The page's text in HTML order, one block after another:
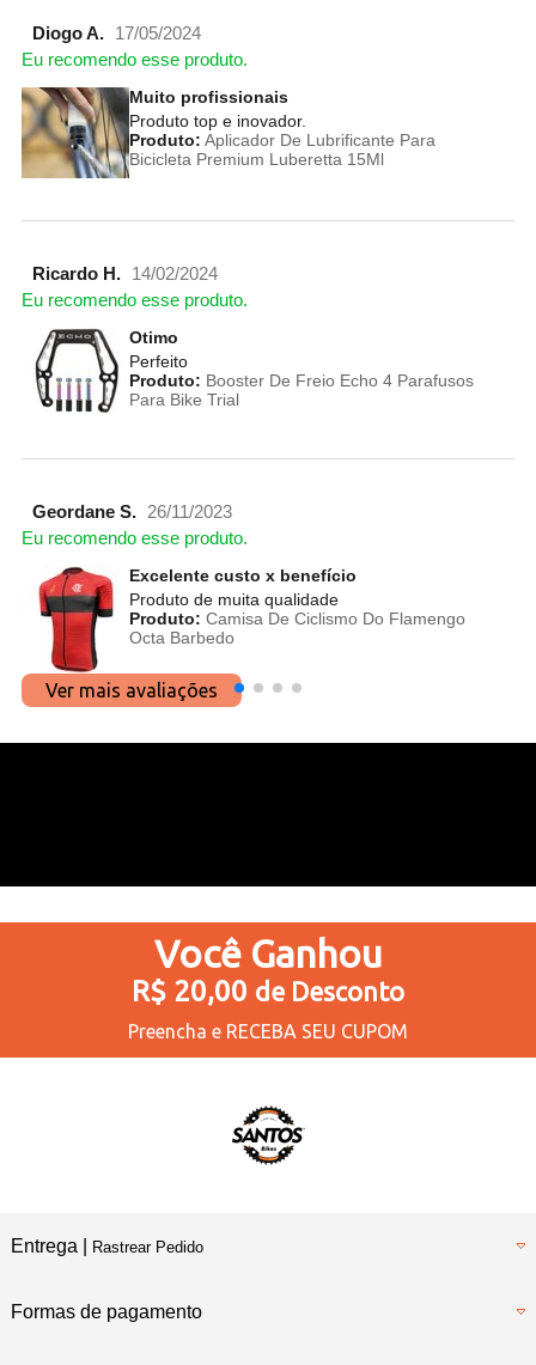
Diogo A.
17/05/2024
Eu recomendo esse produto.
Muito profissionais
Produto top e inovador.
Produto: Aplicador De Lubrificante Para
Bicicleta Premium Luberetta 15Ml
Ricardo H.
14/02/2024
Eu recomendo esse produto.
Otimo
Perfeito
Produto: Booster De Freio Echo 4 Parafusos
Para Bike Trial
Geordane S. 26/11/2023
Eu recomendo esse produto.
Excelente custo x benefício
Produto de muita qualidade
Produto: Camisa De Ciclismo Do Flamengo
Octa Barbedo
Ver mais avaliações
Você Ganhou
R$ 20,00 de Desconto
Preencha e RECEBA SEU CUPOM
Entrega | Rastrear Pedido
Formas de pagamento